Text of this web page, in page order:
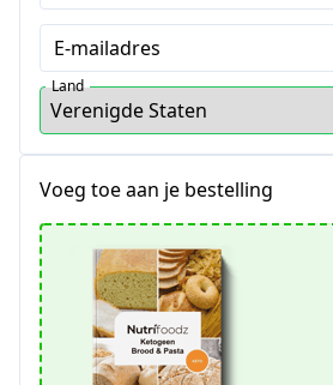
E-mailadres
Land
Voeg toe aan je bestelling